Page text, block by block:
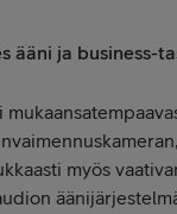
ääni ja business-
myös